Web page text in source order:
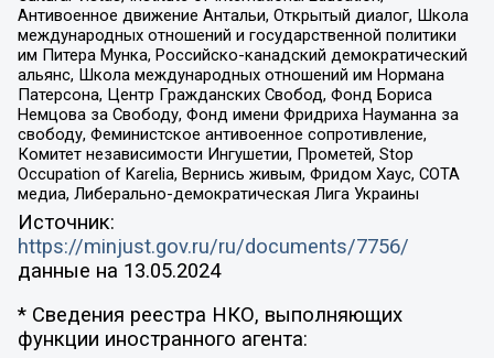
Антивоенное движение Антальи, Открытый диалог, Школа
международных отношений и государственной политики
им Питера Мунка, Российско-канадский демократический
альянс, Школа международных отношений им Нормана
Патерсона, Центр Гражданских Свобод, Фонд Бориса
Немцова за Свободу, Фонд имени Фридриха Науманна за
свободу, Феминистское антивоенное сопротивление,
Комитет независимости Ингушетии, Прометей, Stop
Occupation of Karelia, Вернись живым, Фридом Хаус, СОТА
медиа, Либерально-демократическая Лига Украины
Источник:
https://minjust.gov.ru/ru/documents/7756/
данные на 13.05.2024
* Сведения реестра НКО, выполняющих
функции иностранного агента: